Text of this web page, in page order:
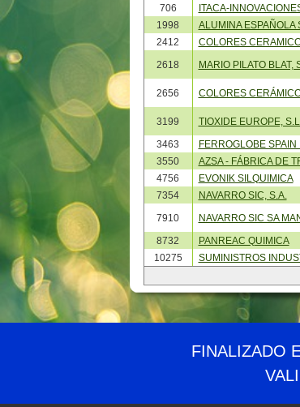
706
ITACA-
1998
ALUMINA ESPAÑOLA
2412
COLORES
2618
MARIO PILATO BLAT,
2656 COLORES
3199 TIOXIDE EUROPE,
3463
FERROGLOBE SPAIN
3550
AZSA - FÁBRICA DE
4756
EVONIK SILQUIMICA
7354
NAVARRO SIC, S.A.
7910
NAVARRO SIC SA
8732
PANREAC QUIMICA
10275
SUMINISTROS
Ministerio para la Transición
FINALIZADO